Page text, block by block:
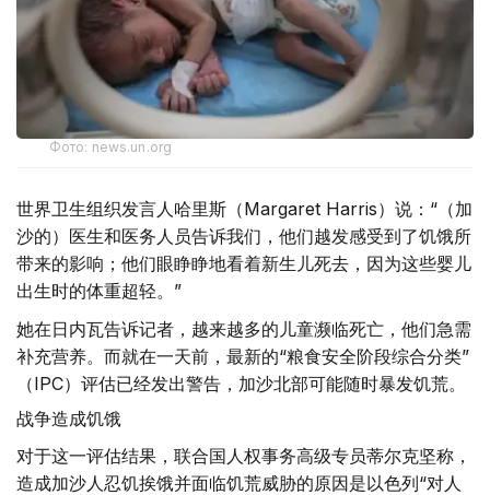
Фото: news.un.org
世界卫生组织发言人哈里斯（Margaret Harris）说：“（加
沙的）医生和医务人员告诉我们，他们越发感受到了饥饿所
带来的影响；他们眼睁睁地看着新生儿死去，因为这些婴儿
出生时的体重超轻。”
她在日内瓦告诉记者，越来越多的儿童濒临死亡，他们急需
补充营养。而就在一天前，最新的“粮食安全阶段综合分类”
（IPC）评估已经发出警告，加沙北部可能随时暴发饥荒。
战争造成饥饿
对于这一评估结果，联合国人权事务高级专员蒂尔克坚称，
造成加沙人忍饥挨饿并面临饥荒威胁的原因是以色列“对人